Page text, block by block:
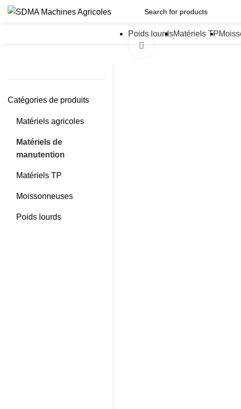
Poids lourdsMatériels TP
Catégories de produits
Matériels agricoles
Matériels de
manutention
Matériels TP
Moissonneuses
Poids lourds